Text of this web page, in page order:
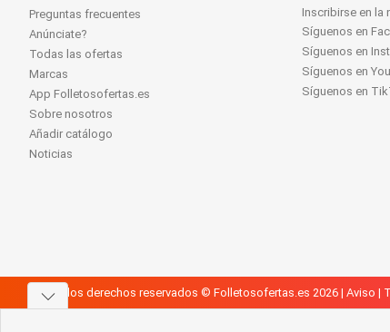
Preguntas frecuentes
Anúnciate?
Todas las ofertas
Marcas
App Folletosofertas.es
Sobre nosotros
Añadir catálogo
Noticias
Inscribirse en la
Síguenos en
Síguenos en
Síguenos en
Síguenos en
Todos los derechos reservados © Folletosofertas.es 2026 | Aviso |